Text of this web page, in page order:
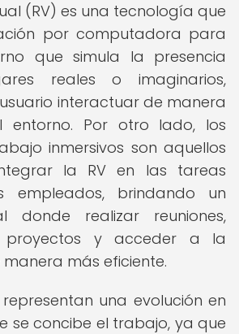
(RV) es una tecnología que
por computadora para
que simula la presencia
reales o imaginarios,
interactuar de manera
entorno. Por otro lado, los
inmersivos son aquellos
la RV en las tareas
empleados, brindando un
donde realizar reuniones,
proyectos y acceder a la
más eficiente.
una evolución en
se concibe el trabajo, ya que